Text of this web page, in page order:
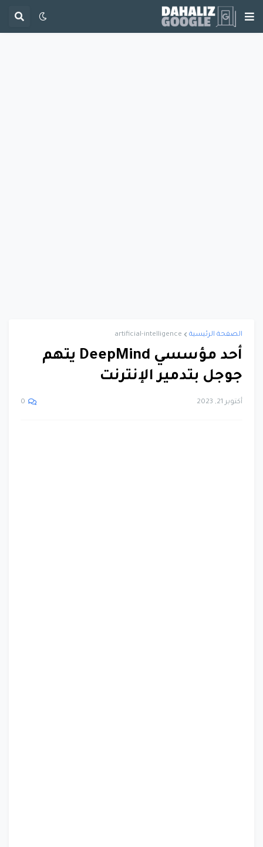
الصفحة الرئيسية artificial-intelligence
أحد مؤسسي DeepMind يتهم
جوجل بتدمير الإنترنت
أكتوبر 21, 2023 0